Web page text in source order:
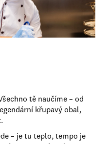
tě naučíme – od
křupavý obal,
– je tu teplo, tempo je